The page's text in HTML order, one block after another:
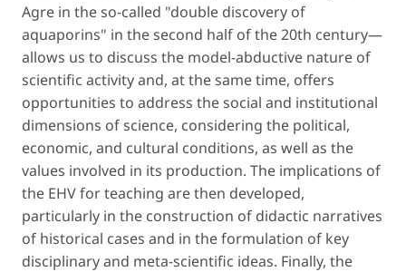
Agre in the so-called "double discovery of
aquaporins" in the second half of the 20th century—
allows us to discuss the model-abductive nature of
scientific activity and, at the same time, offers
opportunities to address the social and institutional
dimensions of science, considering the political,
economic, and cultural conditions, as well as the
values ​​​​involved in its production. The implications of
the EHV for teaching are then developed,
particularly in the construction of didactic narratives
of historical cases and in the formulation of key
disciplinary and meta-scientific ideas. Finally, the